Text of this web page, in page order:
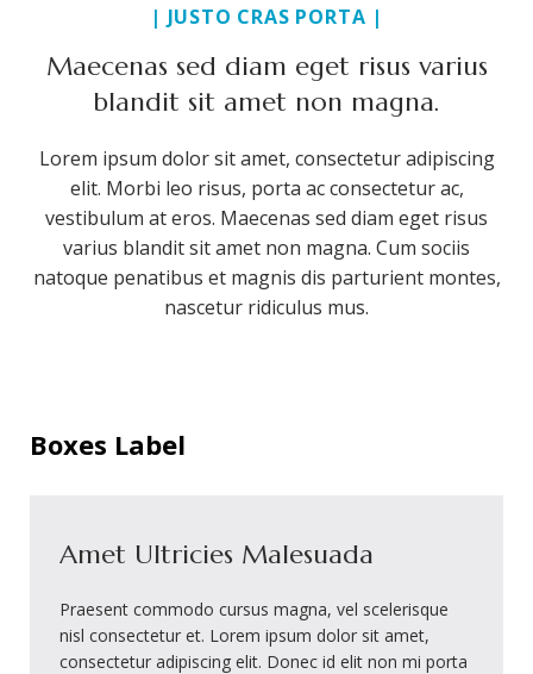
| JUSTO CRAS PORTA |
Maecenas sed diam eget risus varius
blandit sit amet non magna.
Lorem ipsum dolor sit amet, consectetur adipiscing
elit. Morbi leo risus, porta ac consectetur ac,
vestibulum at eros. Maecenas sed diam eget risus
varius blandit sit amet non magna. Cum sociis
natoque penatibus et magnis dis parturient montes,
nascetur ridiculus mus.
Boxes Label
Amet Ultricies Malesuada
Praesent commodo cursus magna, vel scelerisque
nisl consectetur et. Lorem ipsum dolor sit amet,
consectetur adipiscing elit. Donec id elit non mi porta